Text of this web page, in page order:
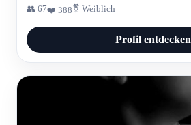
👥 67❤️ 388⚧ Weiblich
Profil entdecken